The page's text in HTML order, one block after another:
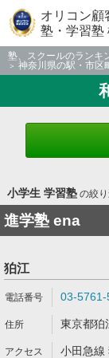
オリコン顧
塾・学習塾
塾、スクールのランキ
神奈川県の駅・市区
小学生 学習塾の絞
進学塾 ena
狛江
03-5761-
東京都狛
小田急線